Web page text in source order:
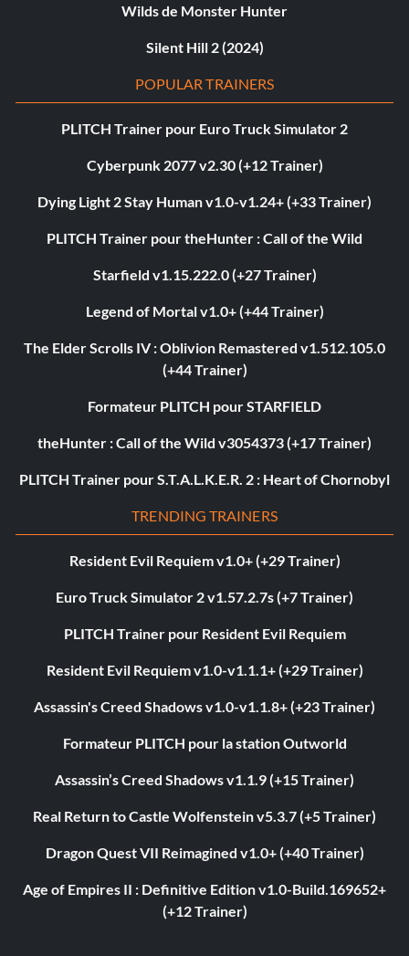
Wilds de Monster Hunter
Silent Hill 2 (2024)
POPULAR TRAINERS
PLITCH Trainer pour Euro Truck Simulator 2
Cyberpunk 2077 v2.30 (+12 Trainer)
Dying Light 2 Stay Human v1.0-v1.24+ (+33 Trainer)
PLITCH Trainer pour theHunter : Call of the Wild
Starfield v1.15.222.0 (+27 Trainer)
Legend of Mortal v1.0+ (+44 Trainer)
The Elder Scrolls IV : Oblivion Remastered v1.512.105.0
(+44 Trainer)
Formateur PLITCH pour STARFIELD
theHunter : Call of the Wild v3054373 (+17 Trainer)
PLITCH Trainer pour S.T.A.L.K.E.R. 2 : Heart of Chornobyl
TRENDING TRAINERS
Resident Evil Requiem v1.0+ (+29 Trainer)
Euro Truck Simulator 2 v1.57.2.7s (+7 Trainer)
PLITCH Trainer pour Resident Evil Requiem
Resident Evil Requiem v1.0-v1.1.1+ (+29 Trainer)
Assassin's Creed Shadows v1.0-v1.1.8+ (+23 Trainer)
Formateur PLITCH pour la station Outworld
Assassin’s Creed Shadows v1.1.9 (+15 Trainer)
Real Return to Castle Wolfenstein v5.3.7 (+5 Trainer)
Dragon Quest VII Reimagined v1.0+ (+40 Trainer)
Age of Empires II : Definitive Edition v1.0-Build.169652+
(+12 Trainer)